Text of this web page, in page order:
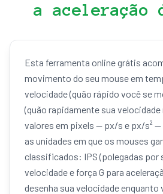
a aceleração
Esta ferramenta online grátis
movimento do seu mouse em
velocidade (quão rápido você se
(quão rapidamente sua
valores em pixels — px/s e px/s²
as unidades em que os mouses
classificados: IPS (polegadas por
velocidade e força G para
desenha sua velocidade